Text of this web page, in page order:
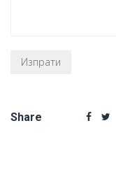
Share